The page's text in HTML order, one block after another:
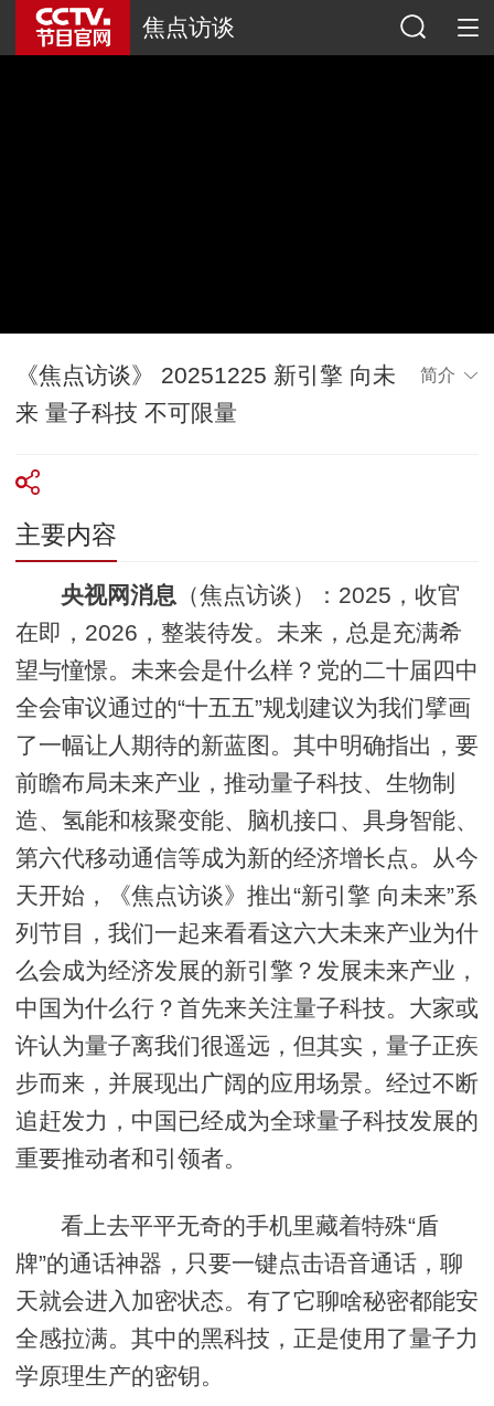
焦点访谈
《焦点访谈》 20251225 新引擎 向未
来 量子科技 不可限量
简介
主要内容
央视网消息 （焦点访谈）：2025，收官
在即，2026，整装待发。未来，总是充满希
望与憧憬。未来会是什么样？党的二十届四中
全会审议通过的“十五五”规划建议为我们擘画
了一幅让人期待的新蓝图。其中明确指出，要
前瞻布局未来产业，推动量子科技、生物制
造、氢能和核聚变能、脑机接口、具身智能、
第六代移动通信等成为新的经济增长点。从今
天开始，《焦点访谈》推出“新引擎 向未来”系
列节目，我们一起来看看这六大未来产业为什
么会成为经济发展的新引擎？发展未来产业，
中国为什么行？首先来关注量子科技。大家或
许认为量子离我们很遥远，但其实，量子正疾
步而来，并展现出广阔的应用场景。经过不断
追赶发力，中国已经成为全球量子科技发展的
重要推动者和引领者。
看上去平平无奇的手机里藏着特殊“盾
牌”的通话神器，只要一键点击语音通话，聊
天就会进入加密状态。有了它聊啥秘密都能安
全感拉满。其中的黑科技，正是使用了量子力
学原理生产的密钥。